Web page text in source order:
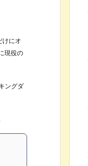
けにオ
現役の
ングダ